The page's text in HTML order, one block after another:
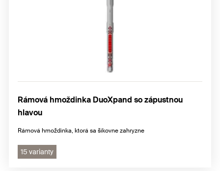
Rámová hmoždinka DuoXpand so zápustnou
hlavou
Rámová hmoždinka, ktorá sa šikovne zahryzne
15 varianty